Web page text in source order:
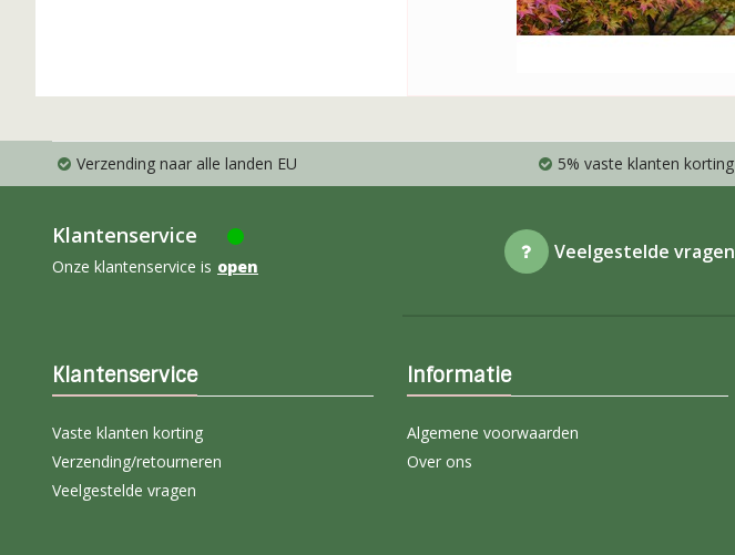
Verzending naar alle landen EU 5% vaste klanten korting
Klantenservice
Onze klantenservice is open
Veelgestelde vragen
Klantenservice
Vaste klanten korting
Verzending/retourneren
Veelgestelde vragen
Informatie
Algemene voorwaarden
Over ons